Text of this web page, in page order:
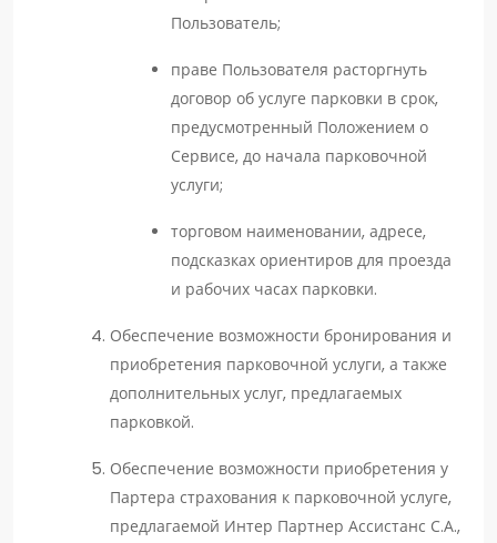
Пользователь;
праве Пользователя расторгнуть
договор об услуге парковки в срок,
предусмотренный Положением о
Сервисе, до начала парковочной
услуги;
торговом наименовании, адресе,
подсказках ориентиров для проезда
и рабочих часах парковки.
Обеспечение возможности бронирования и
приобретения парковочной услуги, а также
дополнительных услуг, предлагаемых
парковкой.
Обеспечение возможности приобретения у
Партера страхования к парковочной услуге,
предлагаемой Интер Партнер Ассистанс С.А.,